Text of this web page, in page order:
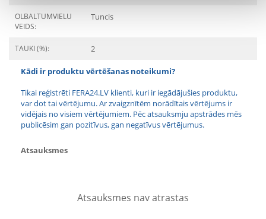
OLBALTUMVIELU
VEIDS:
Tuncis
TAUKI (%): 2
Kādi ir produktu vērtēšanas noteikumi?
Tikai reģistrēti FERA24.LV klienti, kuri ir iegādājušies produktu,
var dot tai vērtējumu. Ar zvaigznītēm norādītais vērtējums ir
vidējais no visiem vērtējumiem. Pēc atsauksmju apstrādes mēs
publicēsim gan pozitīvus, gan negatīvus vērtējumus.
Atsauksmes
Atsauksmes nav atrastas